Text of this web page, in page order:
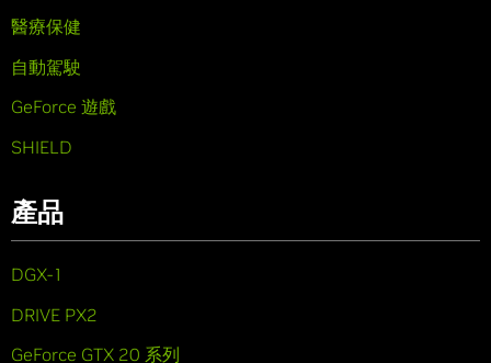
醫療保健
自動駕駛
GeForce 遊戲
SHIELD
產品
DGX-1
DRIVE PX2
GeForce GTX 20 系列